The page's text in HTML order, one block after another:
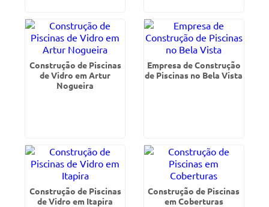
Construção de Piscinas
de Vidro em Artur
Nogueira
Empresa de Construção
de Piscinas no Bela Vista
Construção de Piscinas
de Vidro em Itapira
Construção de Piscinas
em Coberturas